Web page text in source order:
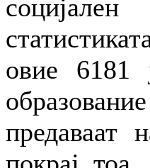
овие 6181
предаваат